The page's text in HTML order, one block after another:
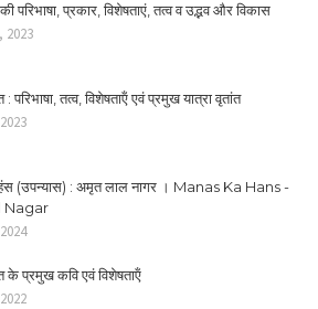
परिभाषा, प्रकार, विशेषताएं, तत्‍व व उद्भव और विकास
2023
: परिभाषा, तत्‍व, विशेषताऍं एवं प्रमुख यात्रा वृतांत
(उपन्यास) : अमृत लाल नागर । Manas Ka Hans -
Nagar
के प्रमुख कवि एवं विशेषताऍं